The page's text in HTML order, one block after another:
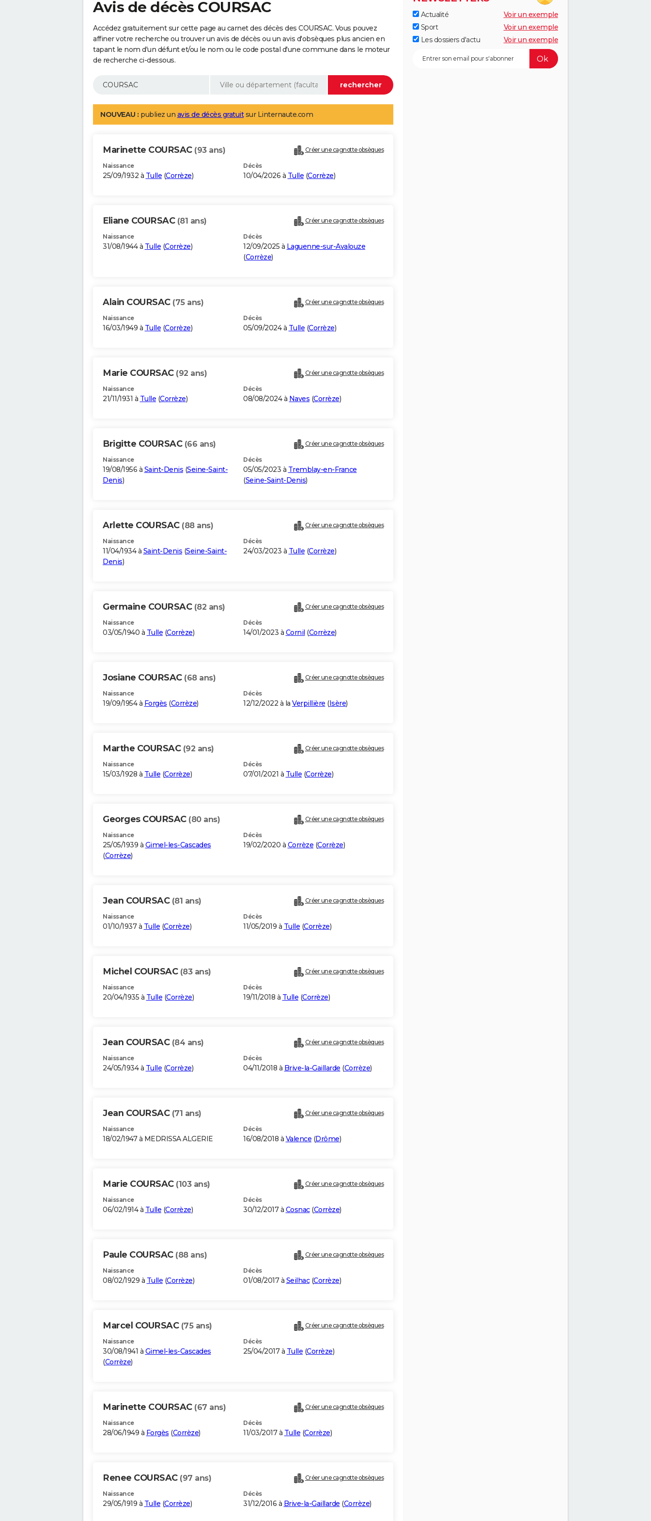
Avis de décès COURSAC
Accédez gratuitement sur cette page au carnet des décès des COURSAC. Vous pouvez
affiner votre recherche ou trouver un avis de décès ou un avis d'obsèques plus ancien en
tapant le nom d'un défunt et/ou le nom ou le code postal d'une commune dans le moteur
de recherche ci-dessous.
NOUVEAU : publiez un avis de décès gratuitsur Linternaute.com
Marinette COURSAC (93 ans) Créer une cagnotte obsèques
Naissance
25/09/1932 à Tulle (Corrèze)
Décès
10/04/2026 à Tulle (Corrèze)
Eliane COURSAC (81 ans) Créer une cagnotte obsèques
Naissance
31/08/1944 à Tulle (Corrèze)
Décès
12/09/2025 à Laguenne-sur-Avalouze
(Corrèze)
Alain COURSAC (75 ans) Créer une cagnotte obsèques
Naissance
16/03/1949 à Tulle (Corrèze)
Décès
05/09/2024 à Tulle (Corrèze)
Marie COURSAC (92 ans) Créer une cagnotte obsèques
Naissance
21/11/1931 à Tulle (Corrèze)
Décès
08/08/2024 à Naves (Corrèze)
Brigitte COURSAC (66 ans) Créer une cagnotte obsèques
Naissance
19/08/1956 à Saint-Denis (Seine-Saint-
Denis)
Décès
05/05/2023 à Tremblay-en-France
(Seine-Saint-Denis)
Arlette COURSAC (88 ans) Créer une cagnotte obsèques
Naissance
11/04/1934 à Saint-Denis (Seine-Saint-
Denis)
Décès
24/03/2023 à Tulle (Corrèze)
Germaine COURSAC (82 ans) Créer une cagnotte obsèques
Naissance
03/05/1940 à Tulle (Corrèze)
Décès
14/01/2023 à Cornil (Corrèze)
Josiane COURSAC (68 ans) Créer une cagnotte obsèques
Naissance
19/09/1954 à Forgès (Corrèze)
Décès
12/12/2022 à la Verpillière (Isère)
Marthe COURSAC (92 ans) Créer une cagnotte obsèques
Naissance
15/03/1928 à Tulle (Corrèze)
Décès
07/01/2021 à Tulle (Corrèze)
Georges COURSAC (80 ans) Créer une cagnotte obsèques
Naissance
25/05/1939 à Gimel-les-Cascades
(Corrèze)
Décès
19/02/2020 à Corrèze (Corrèze)
Jean COURSAC (81 ans) Créer une cagnotte obsèques
Naissance
01/10/1937 à Tulle (Corrèze)
Décès
11/05/2019 à Tulle (Corrèze)
Michel COURSAC (83 ans) Créer une cagnotte obsèques
Naissance
20/04/1935 à Tulle (Corrèze)
Décès
19/11/2018 à Tulle (Corrèze)
Jean COURSAC (84 ans) Créer une cagnotte obsèques
Naissance
24/05/1934 à Tulle (Corrèze)
Décès
04/11/2018 à Brive-la-Gaillarde (Corrèze)
Jean COURSAC (71 ans) Créer une cagnotte obsèques
Naissance
18/02/1947 à MEDRISSA ALGERIE
Décès
16/08/2018 à Valence (Drôme)
Marie COURSAC (103 ans) Créer une cagnotte obsèques
Naissance
06/02/1914 à Tulle (Corrèze)
Décès
30/12/2017 à Cosnac(Corrèze)
Paule COURSAC (88 ans) Créer une cagnotte obsèques
Naissance
08/02/1929 à Tulle (Corrèze)
Décès
01/08/2017 à Seilhac(Corrèze)
Marcel COURSAC (75 ans) Créer une cagnotte obsèques
Naissance
30/08/1941 à Gimel-les-Cascades
(Corrèze)
Décès
25/04/2017 à Tulle (Corrèze)
Marinette COURSAC (67 ans) Créer une cagnotte obsèques
Naissance
28/06/1949 à Forgès (Corrèze)
Décès
11/03/2017 à Tulle (Corrèze)
Renee COURSAC (97 ans) Créer une cagnotte obsèques
Naissance
29/05/1919 à Tulle (Corrèze)
Décès
31/12/2016 à Brive-la-Gaillarde (Corrèze)
Actualité
Voir un exemple
Sport
Voir un exemple
Les dossiers d'actu
Voir un exemple